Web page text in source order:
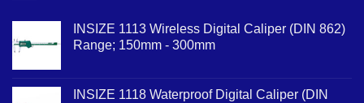
INSIZE 1113 Wireless Digital Caliper (DIN 862)
Range; 150mm - 300mm
INSIZE 1118 Waterproof Digital Caliper (DIN